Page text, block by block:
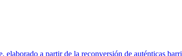
a partir de la reconversión de auténticas